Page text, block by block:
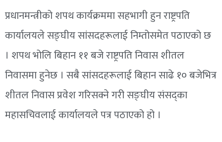
प्रधानमन्त्रीको शपथ कार्यक्रममा सहभागी हुन राष्ट्रपति
कार्यालयले सङ्घीय सांसदहरूलाई निम्तोसमेत पठाएको छ
। शपथ भोलि बिहान ११ बजे राष्ट्रपति निवास शीतल
निवासमा हुनेछ । सबै सांसदहरूलाई बिहान साढे १० बजेभित्र
शीतल निवास प्रवेश गरिसक्ने गरी सङ्घीय संसद्का
महासचिवलाई कार्यालयले पत्र पठाएको हो ।